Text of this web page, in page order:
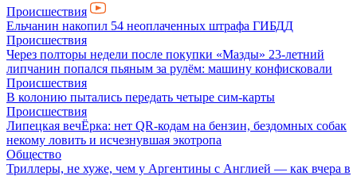
Происшествия
Ельчанин накопил 54 неоплаченных штрафа ГИБДД
Происшествия
Через полторы недели после покупки «Мазды» 23-летний
липчанин попался пьяным за рулём: машину конфисковали
Происшествия
В колонию пытались передать четыре сим-карты
Происшествия
Липецкая вечЁрка: нет QR-кодам на бензин, бездомных собак
некому ловить и исчезнувшая экотропа
Общество
Триллеры, не хуже, чем у Аргентины с Англией — как вчера в